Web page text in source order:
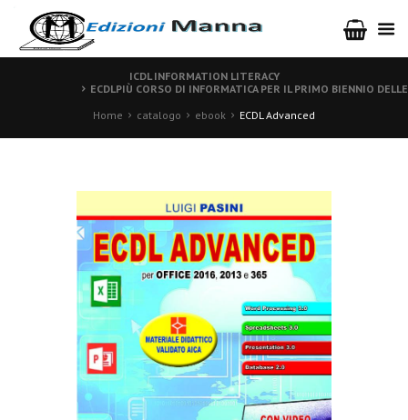
ICDL INFORMATION LITERACY
ECDLPIÙ CORSO DI INFORMATICA PER IL PRIMO BIENNIO
Home
catalogo ebook ECDL Advanced